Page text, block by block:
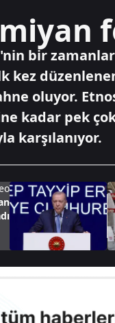
bir
kez
oluyor.
kadar pek
karşılanıyor.